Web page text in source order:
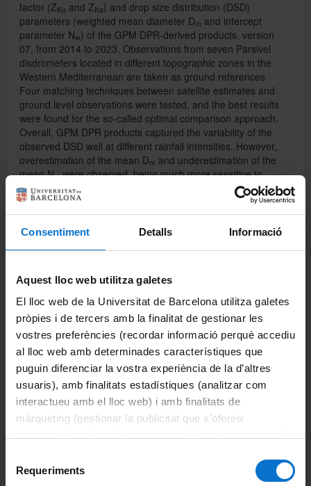
Consentiment Detalls Informació
Aquest lloc web utilitza galetes
El lloc web de la Universitat de Barcelona utilitza galetes
pròpies i de tercers amb la finalitat de gestionar les
vostres preferències (recordar informació perquè accediu
al lloc web amb determinades característiques que
puguin diferenciar la vostra experiència de la d’altres
usuaris), amb finalitats estadístiques (analitzar com
interactueu amb el lloc web) i amb finalitats de
màrqueting (gestionar la publicitat que s’ofereix
consultar laPolítica de galetes del lloc web de la
Requeriments
factor (ZKu and ZKa) and drop size distribution (DSD)
parameters (weighted mean diameter Dm and intercept
parameter Nw) of the GPM DPR-derived products, version
07, from 2014 to 2023. Observations from seven Parsivel
disdrometers located in different topographic zones in the
Western Mediterranean are taken as ground references.
Four matching techniques between satellite estimates and
ground level observations were tested, and the best results
were found for the so-called optimal comparison approach.
Overall, GPM DPR products captured the variability of the
observed DSD well at different rainfall intensities. However,
overestimation of the mean Dm and underestimation of the
mean Nwwere observed, being much more sensitive to
errors in drop diameters larger than 1.5 mm. Moreover, the
lowest errors were found for radar reflectivity factor and Dm,
and the highest for Nwand rainfall rate. In addition, the GPM
DPR convective and stratiform classification was tested, and
https://www.mdpi.com/2072-4292/16/14/2594
Comparteix-ho:
Imprimeix
Portals i intranets
Portal d'estudiants